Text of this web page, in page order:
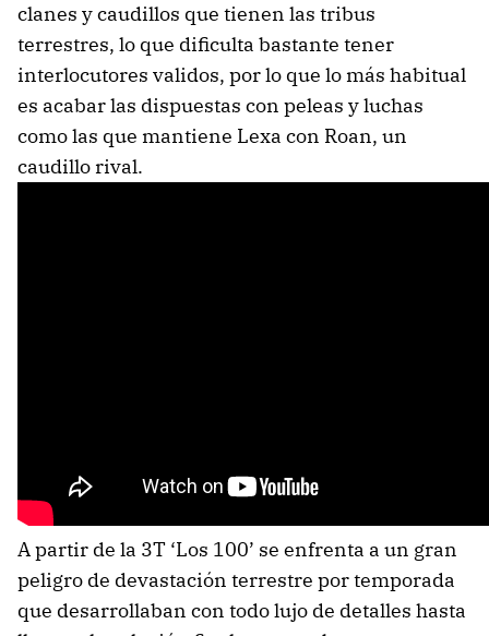
clanes y caudillos que tienen las tribus
terrestres, lo que dificulta bastante tener
interlocutores validos, por lo que lo más habitual
es acabar las dispuestas con peleas y luchas
como las que mantiene Lexa con Roan, un
caudillo rival.
A partir de la 3T ‘Los 100’ se enfrenta a un gran
peligro de devastación terrestre por temporada
que desarrollaban con todo lujo de detalles hasta